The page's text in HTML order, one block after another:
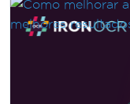
extração de
imagem.